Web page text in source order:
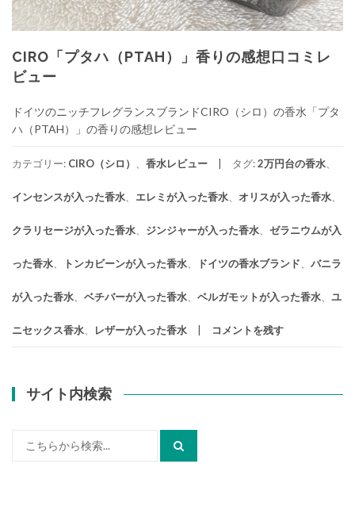
CIRO「プタハ（PTAH）」香りの感想口コミレ
ビュー
ドイツのニッチフレグランスブランドCIRO（シロ）の香水「プタ
ハ（PTAH）」の香りの感想レビュー
カテゴリー: CIRO（シロ） 香水レビュー タグ:2万円台の香水
インセンスが入った香水 エレミが入った香水 オリスが入った香水
クラリセージが入った香水 ジンジャーが入った香水 ゼラニウムが入
った香水 トンカビーンが入った香水 ドイツの香水ブランド バニラ
が入った香水 ベチバーが入った香水 ベルガモットが入った香水 ユ
ニセックス香水 レザーが入った香水 コメントを残す
サイト内検索